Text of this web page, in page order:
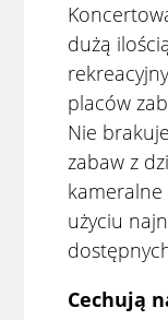
dużą
placów
Nie
zabaw z
użyciu
Cechują